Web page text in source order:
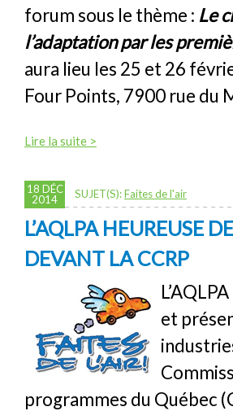
forum sous le thème : Le
l’adaptation par les
aura lieu les 25 et 26
Four Points, 7900 rue du
Lire la suite >
18 DÉC
2014
SUJET(S):Faites de l'air
L’AQLPA HEUREUSE
DEVANT LA CCRP
et
programmes du Québec